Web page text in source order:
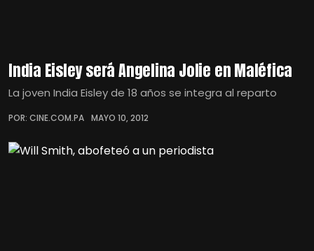
India Eisley será Angelina Jolie en Maléfica
La joven India Eisley de 18 años se integra al reparto
POR: CINE.COM.PA MAYO 10, 2012